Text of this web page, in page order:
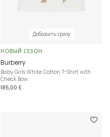
Добавить сразу
НОВЫЙ СЕЗОН
Burberry
Baby Girls White Cotton T-Shirt with
Check Bow
185,00 £